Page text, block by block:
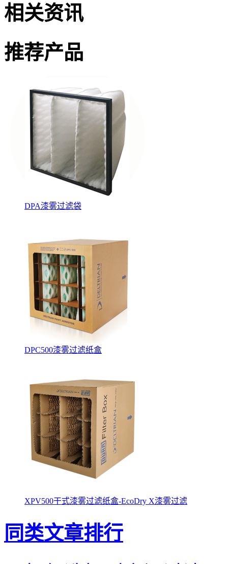
相关资讯
推荐产品
DPA漆雾过滤袋
DPC500漆雾过滤纸盒
XPV500干式漆雾过滤纸盒-EcoDry X漆雾过滤
同类文章排行